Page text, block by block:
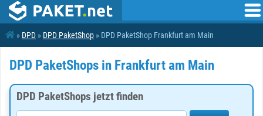
» DPD » DPD PaketShop » DPD PaketShop Frankfurt am Main
DPD PaketShops in Frankfurt am Main
DPD PaketShops jetzt finden